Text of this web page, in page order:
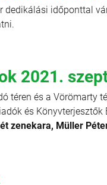
dedikálási időponttal
2021.
téren és a Vörömarty
és
zenekara, Müller